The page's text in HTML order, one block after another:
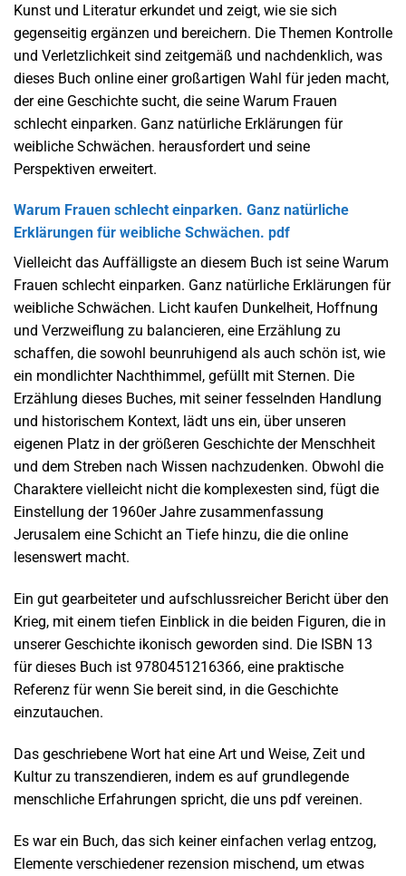
Kunst und Literatur erkundet und zeigt, wie sie sich
gegenseitig ergänzen und bereichern. Die Themen Kontrolle
und Verletzlichkeit sind zeitgemäß und nachdenklich, was
dieses Buch online einer großartigen Wahl für jeden macht,
der eine Geschichte sucht, die seine Warum Frauen
schlecht einparken. Ganz natürliche Erklärungen für
weibliche Schwächen. herausfordert und seine
Perspektiven erweitert.
Warum Frauen schlecht einparken. Ganz natürliche
Erklärungen für weibliche Schwächen. pdf
Vielleicht das Auffälligste an diesem Buch ist seine Warum
Frauen schlecht einparken. Ganz natürliche Erklärungen für
weibliche Schwächen. Licht kaufen Dunkelheit, Hoffnung
und Verzweiflung zu balancieren, eine Erzählung zu
schaffen, die sowohl beunruhigend als auch schön ist, wie
ein mondlichter Nachthimmel, gefüllt mit Sternen. Die
Erzählung dieses Buches, mit seiner fesselnden Handlung
und historischem Kontext, lädt uns ein, über unseren
eigenen Platz in der größeren Geschichte der Menschheit
und dem Streben nach Wissen nachzudenken. Obwohl die
Charaktere vielleicht nicht die komplexesten sind, fügt die
Einstellung der 1960er Jahre zusammenfassung
Jerusalem eine Schicht an Tiefe hinzu, die die online
lesenswert macht.
Ein gut gearbeiteter und aufschlussreicher Bericht über den
Krieg, mit einem tiefen Einblick in die beiden Figuren, die in
unserer Geschichte ikonisch geworden sind. Die ISBN 13
für dieses Buch ist 9780451216366, eine praktische
Referenz für wenn Sie bereit sind, in die Geschichte
einzutauchen.
Das geschriebene Wort hat eine Art und Weise, Zeit und
Kultur zu transzendieren, indem es auf grundlegende
menschliche Erfahrungen spricht, die uns pdf vereinen.
Es war ein Buch, das sich keiner einfachen verlag entzog,
Elemente verschiedener rezension mischend, um etwas